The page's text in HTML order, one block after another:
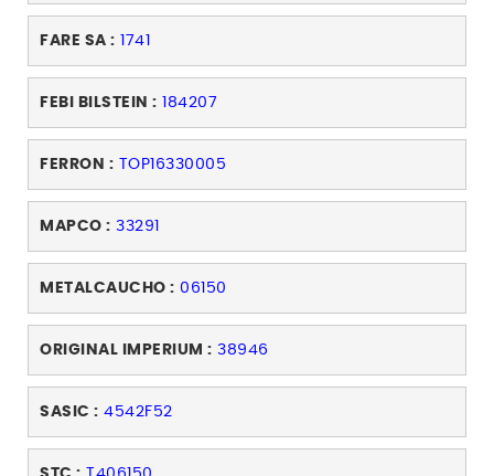
FARE SA : 1741
FEBI BILSTEIN : 184207
FERRON : TOP16330005
MAPCO : 33291
METALCAUCHO : 06150
ORIGINAL IMPERIUM : 38946
SASIC : 4542F52